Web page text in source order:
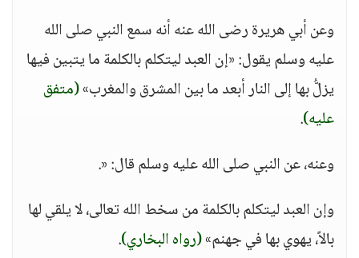
وعن أبي هريرة رضى الله عنه أنه سمع النبي صلى الله
عليه وسلم يقول: «إن العبد ليتكلم بالكلمة ما يتبين فيها
يزلُّ بها إلى النار أبعد ما بين المشرق والمغرب»(متفق
عليه).
وعنه، عن النبي صلى الله عليه وسلم قال: «.
وإن العبد ليتكلم بالكلمة من سخط الله تعالى، لا يلقي لها
بالاً، يهوي بها في جهنم»(رواه البخاري).